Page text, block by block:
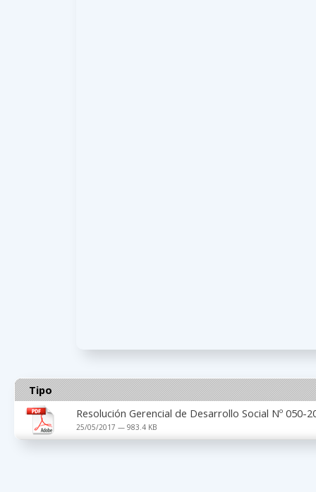
Tipo
Resolución Gerencial de Desarrollo Social Nº 050-
25/05/2017 — 983.4 KB